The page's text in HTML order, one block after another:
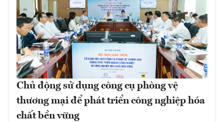
Chủ động sử dụng công cụ phòng vệ
thương mại để phát triển công nghiệp hóa
chất bền vững